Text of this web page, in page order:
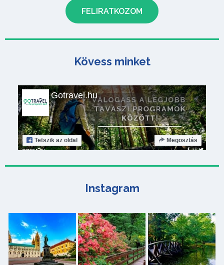
Kövess minket
Gotravel.hu
Tetszik az oldal Megosztás
Instagram